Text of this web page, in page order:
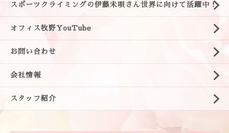
スポーツクライミングの伊藤未唄さん世界に向けて活躍中！
オフィス牧野YouTube
お問い合わせ
会社情報
スタッフ紹介